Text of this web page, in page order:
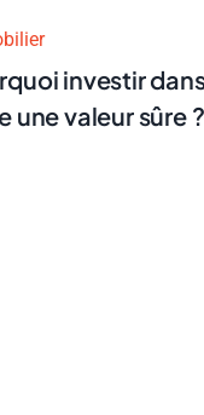
investir
une valeur sûre ?